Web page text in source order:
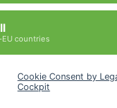
countries
Cookie Consent by
Cockpit